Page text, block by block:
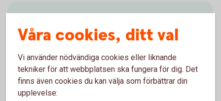
Få tips på hur du kan påverka din pension. Kom igång
och spara till pensionen redan idag.
Spara till pension
Våra cookies, ditt val
Vi använder nödvändiga cookies eller liknande
tekniker för att webbplatsen ska fungera för dig. Det
finns även cookies du kan välja som förbättrar din
upplevelse: